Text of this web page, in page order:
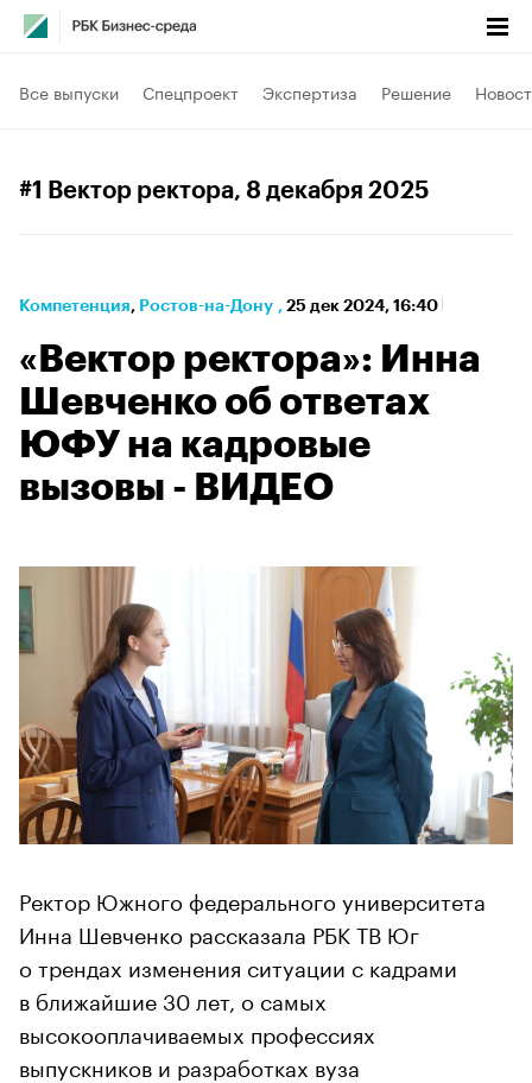
Все выпуски Спецпроект Экспертиза Решение
#1 Вектор ректора, 8 декабря 2025
Компетенция⁠, Ростов-на-Дону , 25 дек 2024, 16:40
«Вектор ректора»: Инна
Шевченко об ответах
ЮФУ на кадровые
вызовы - ВИДЕО
Ректор Южного федерального университета
Инна Шевченко рассказала РБК ТВ Юг
о трендах изменения ситуации с кадрами
в ближайшие 30 лет, о самых
высокооплачиваемых профессиях
выпускников и разработках вуза